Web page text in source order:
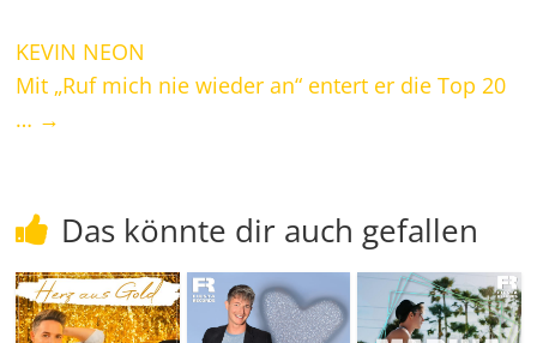
KEVIN NEON
Mit „Ruf mich nie wieder an“ entert er die Top 20
… →
Das könnte dir auch gefallen